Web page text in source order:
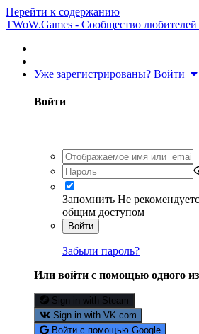
Перейти к содержанию
TWoW.Games - Сообщество
Уже зарегистрированы? Войти
Войти
Запомнить Не
общим доступом
Войти
Забыли пароль?
Или войти с помощью одного из
Sign in with Steam
Sign in with VK.com
Войти с помощью Google